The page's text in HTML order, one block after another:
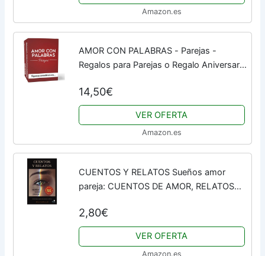
Amazon.es
AMOR CON PALABRAS - Parejas -
Regalos para Parejas o Regalo Aniversario
Personas. Regalos Originales para Parejas
14,50€
VER OFERTA
Amazon.es
CUENTOS Y RELATOS Sueños amor
pareja: CUENTOS DE AMOR, RELATOS
2,80€
VER OFERTA
Amazon.es